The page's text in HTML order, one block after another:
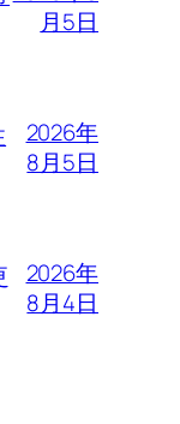
月5日
2026年
8月5日
2026年
8月4日